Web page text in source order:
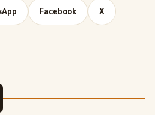
Facebook X